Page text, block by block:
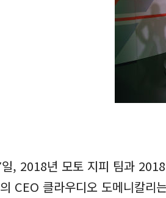
, 2018년 모토 지피 팀과
CEO 클라우디오 도메니칼리